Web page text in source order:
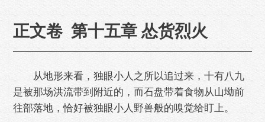
正文卷 第十五章 怂货烈火
从地形来看，独眼小人之所以追过来，十有八九
是被那场洪流带到附近的，而石盘带着食物从山坳前
往部落地，恰好被独眼小人野兽般的嗅觉给盯上。